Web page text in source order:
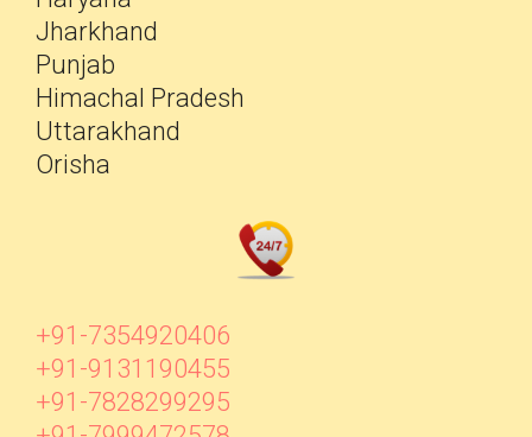
Jharkhand
Punjab
Himachal Pradesh
Uttarakhand
Orisha
+91-7354920406
+91-9131190455
+91-7828299295